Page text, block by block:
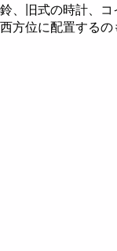
鈴、旧式の時計、
西方位に配置するの